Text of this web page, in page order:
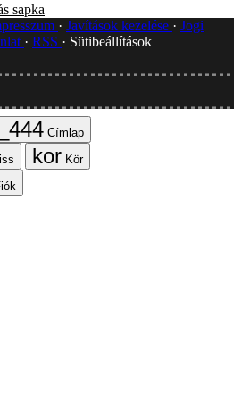
sapka
Javítások kezelése
Jogi
RSS
Sütibeállítások
Címlap
Kör